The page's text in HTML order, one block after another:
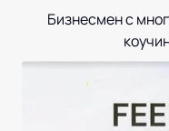
Бизнесмен с